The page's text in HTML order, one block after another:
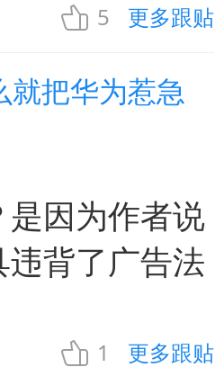
5 更多跟贴
就把华为惹急
因为作者说
背了广告法
1 更多跟贴